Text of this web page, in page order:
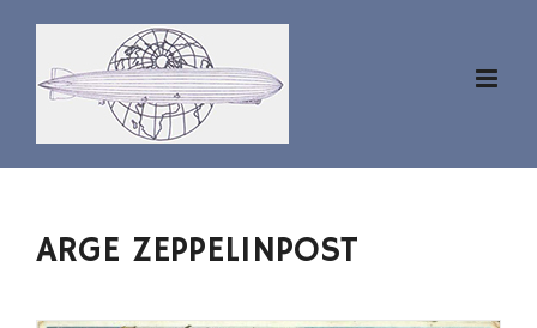
springen
ARGE ZEPPELINPOST